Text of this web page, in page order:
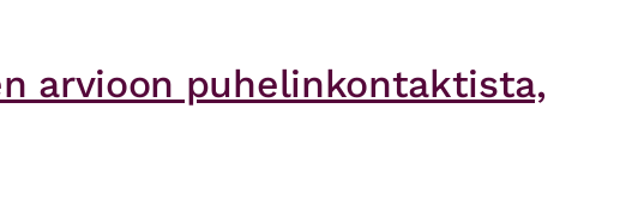
arvioon puhelinkontaktista,